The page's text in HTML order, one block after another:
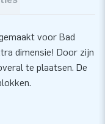
voor Bad
dimensie! Door zijn
te plaatsen. De